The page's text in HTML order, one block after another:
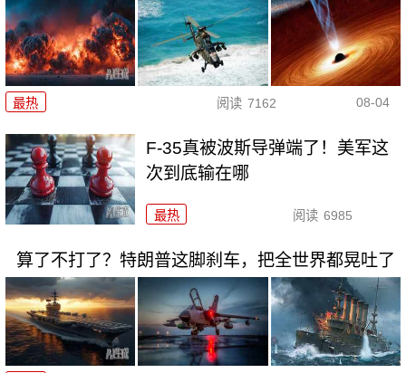
最热 阅读 7162 08-04
F-35真被波斯导弹端了！美军这
次到底输在哪
最热 阅读 6985
算了不打了？特朗普这脚刹车，把全世界都晃吐了